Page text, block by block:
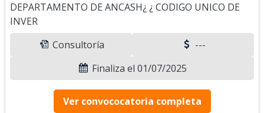
DEPARTAMENTO DE ANCASH¿ ¿ CODIGO UNICO DE
INVER
Consultoría
---
Finaliza el 01/07/2025
Ver convococatoria completa